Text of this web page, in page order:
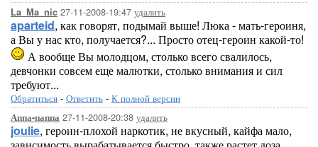
La_Ma_nic 27-11-2008-19:47 удалить
aparteid, как говорят, подымай выше! Люка - мать-героиня,
а Вы у нас кто, получается?... Просто отец-героин какой-то!
А вообще Вы молодцом, столько всего свалилось,
девчонки совсем еще малютки, столько внимания и сил
требуют...
Обратиться - Ответить - К полной версии
Аппа-паппа 27-11-2008-20:38 удалить
joulie, героин-плохой наркотик, не вкусный, кайфа мало,